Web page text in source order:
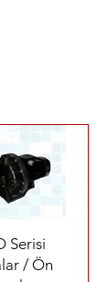
Serisi
/ Ön